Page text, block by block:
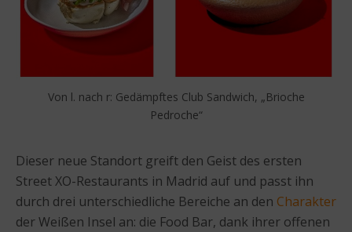
Von l. nach r: Gedämpftes Club Sandwich, „Brioche
Pedroche“
Dieser neue Standort greift den Geist des ersten
Street XO-Restaurants in Madrid auf und passt ihn
durch drei unterschiedliche Bereiche an den Charakter
der Weißen Insel an: die Food Bar, dank ihrer offenen